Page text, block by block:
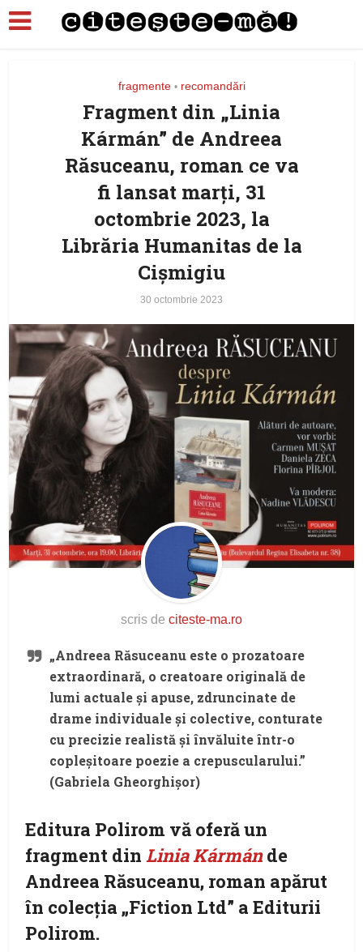
fragmente • recomandări
Fragment din „Linia
Kármán” de Andreea
Răsuceanu, roman ce va
fi lansat marți, 31
octombrie 2023, la
Librăria Humanitas de la
Cișmigiu
30 octombrie 2023
scris de citeste-ma.ro
„Andreea Răsuceanu este o prozatoare
extraordinară, o creatoare originală de
lumi actuale și apuse, zdruncinate de
drame individuale și colective, conturate
cu precizie realistă și învăluite într-o
copleșitoare poezie a crepuscularului.”
(Gabriela Gheorghișor)
Editura Polirom vă oferă un
fragment dinLinia Kármánde
Andreea Răsuceanu, roman apărut
în colecția „Fiction Ltd” a Editurii
Polirom.